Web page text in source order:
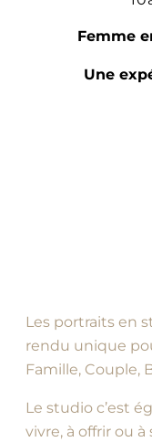
Femme
Une
Les portraits en
rendu unique
Famille, Couple,
Le studio c’est
vivre, à offrir ou